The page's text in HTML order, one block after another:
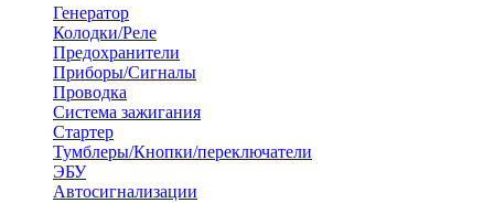
Генератор
Колодки/Реле
Предохранители
Приборы/Сигналы
Проводка
Система зажигания
Стартер
Тумблеры/Кнопки/переключатели
ЭБУ
Автосигнализации